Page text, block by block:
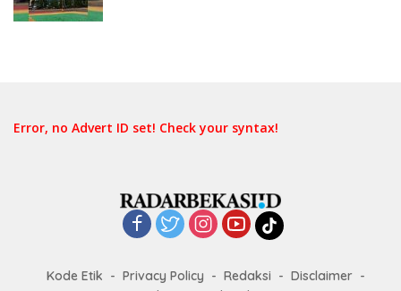
Error, no Advert ID set! Check your syntax!
Kode Etik Privacy Policy Redaksi
Disclaimer